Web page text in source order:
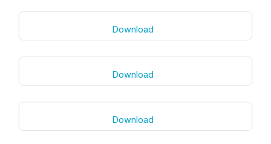
Download
Download
Download